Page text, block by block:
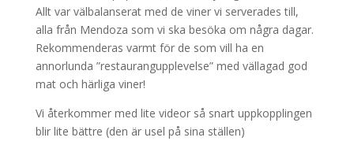
Allt var välbalanserat med de viner vi serverades till,
alla från Mendoza som vi ska besöka om några dagar.
Rekommenderas varmt för de som vill ha en
annorlunda ”restaurangupplevelse” med vällagad god
mat och härliga viner!
Vi återkommer med lite videor så snart uppkopplingen
blir lite bättre (den är usel på sina ställen)